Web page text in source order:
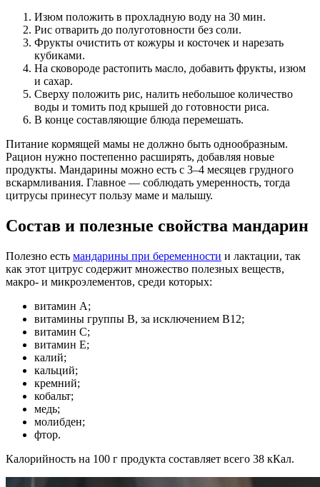
Изюм положить в прохладную воду на 30 мин.
Рис отварить до полуготовности без соли.
Фрукты очистить от кожуры и косточек и нарезать
кубиками.
На сковороде растопить масло, добавить фрукты, изюм
и сахар.
Сверху положить рис, налить небольшое количество
воды и томить под крышей до готовности риса.
В конце составляющие блюда перемешать.
Питание кормящей мамы не должно быть однообразным.
Рацион нужно постепенно расширять, добавляя новые
продукты. Мандарины можно есть с 3–4 месяцев грудного
вскармливания. Главное — соблюдать умеренность, тогда
цитрусы принесут пользу маме и малышу.
Состав и полезные свойства мандарин
Полезно есть мандарины при беременности и лактации, так
как этот цитрус содержит множество полезных веществ,
макро- и микроэлементов, среди которых:
витамин А;
витамины группы В, за исключением В12;
витамин С;
витамин Е;
калий;
кальций;
кремний;
кобальт;
медь;
молибден;
фтор.
Калорийность на 100 г продукта составляет всего 38 кКал.